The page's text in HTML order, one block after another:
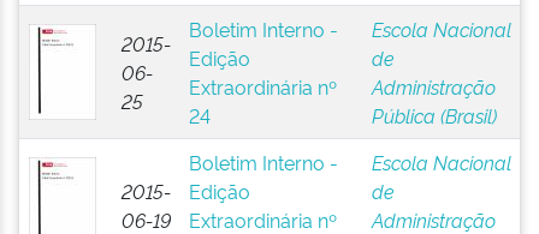
2015-
06-
25
Boletim Interno -
Edição
Extraordinária nº
24
Escola Nacional
de
Administração
Pública (Brasil)
2015-
06-19
Boletim Interno -
Edição
Extraordinária nº
Escola Nacional
de
Administração